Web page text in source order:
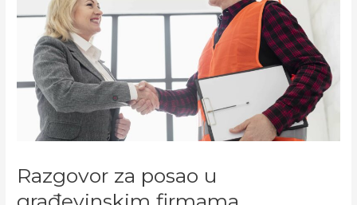
Razgovor za posao u